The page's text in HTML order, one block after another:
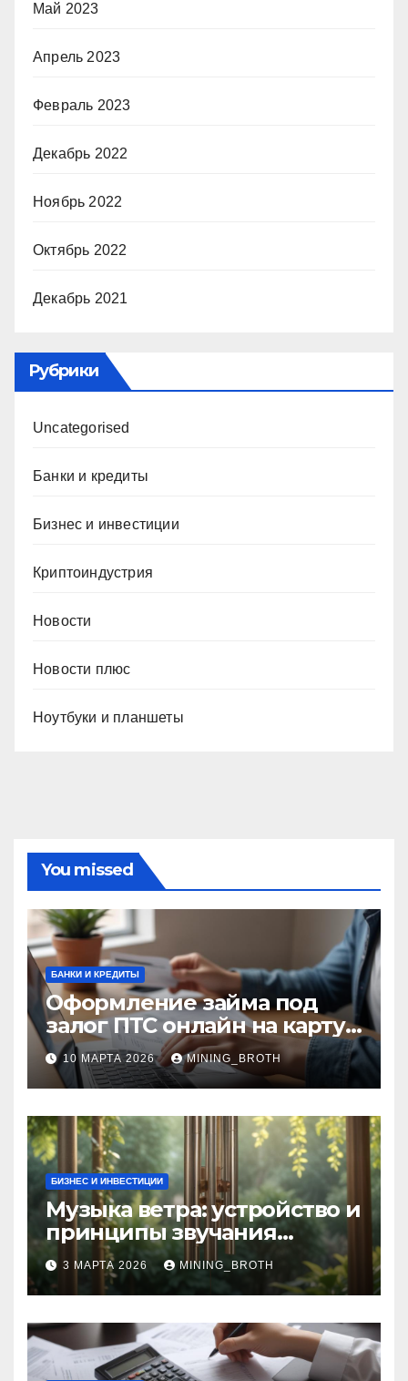
Май 2023
Апрель 2023
Февраль 2023
Декабрь 2022
Ноябрь 2022
Октябрь 2022
Декабрь 2021
Рубрики
Uncategorised
Банки и кредиты
Бизнес и инвестиции
Криптоиндустрия
Новости
Новости плюс
Ноутбуки и планшеты
You missed
БАНКИ И КРЕДИТЫ
Оформление займа под
залог ПТС онлайн на карту
без визита в офис: порядок,
требования и документы
10 МАРТА 2026 MINING_BROTH
БИЗНЕС И ИНВЕСТИЦИИ
Музыка ветра: устройство и
принципы звучания
колокольчиков
3 МАРТА 2026 MINING_BROTH